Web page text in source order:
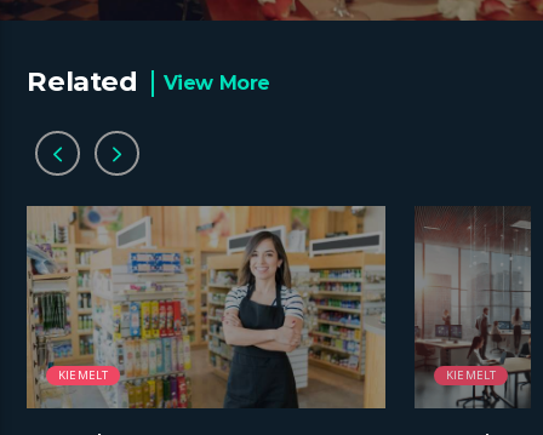
Related View More
KIEMELT KIEMELT